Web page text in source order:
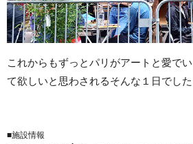
これからもずっとパリがアートと愛で
て欲しいと思わされるそんな１日でした
■施設情報